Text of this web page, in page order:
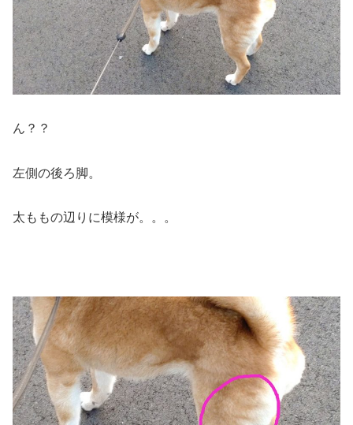
ん？？
左側の後ろ脚。
太ももの辺りに模様が。。。